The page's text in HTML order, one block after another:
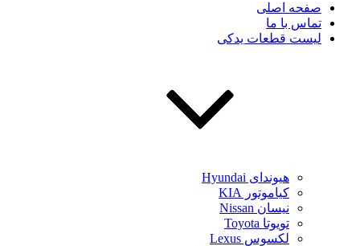
صفحه اصلی
تماس با ما
لیست قطعات یدکی
هیوندای Hyundai
کیاموتور KIA
نیسان Nissan
تویوتا Toyota
لکسوس Lexus